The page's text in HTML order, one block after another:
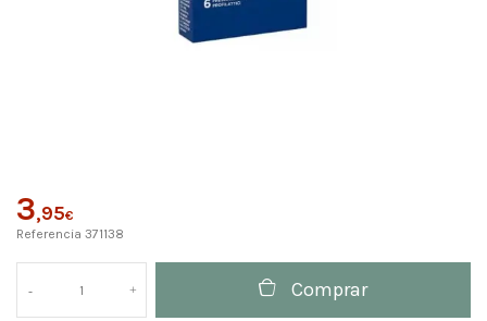
3,95€
Referencia 371138
Comprar